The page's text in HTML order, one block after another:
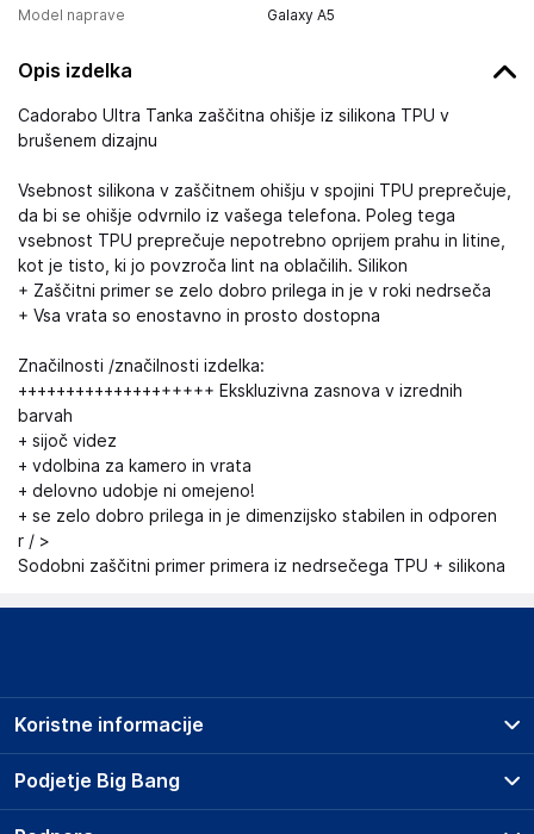
Model naprave
Galaxy A5
Opis izdelka
Cadorabo Ultra Tanka zaščitna ohišje iz silikona TPU v
brušenem dizajnu
Vsebnost silikona v zaščitnem ohišju v spojini TPU preprečuje,
da bi se ohišje odvrnilo iz vašega telefona. Poleg tega
vsebnost TPU preprečuje nepotrebno oprijem prahu in litine,
kot je tisto, ki jo povzroča lint na oblačilih. Silikon
+ Zaščitni primer se zelo dobro prilega in je v roki nedrseča
+ Vsa vrata so enostavno in prosto dostopna
Značilnosti /značilnosti izdelka:
++++++++++++++++++++ Ekskluzivna zasnova v izrednih
barvah
+ sijoč videz
+ vdolbina za kamero in vrata
+ delovno udobje ni omejeno!
+ se zelo dobro prilega in je dimenzijsko stabilen in odporen
r / >
Sodobni zaščitni primer primera iz nedrsečega TPU + silikona
Podjetje Big Bang
O podjetju
Koristne informacije
Prodajna mesta